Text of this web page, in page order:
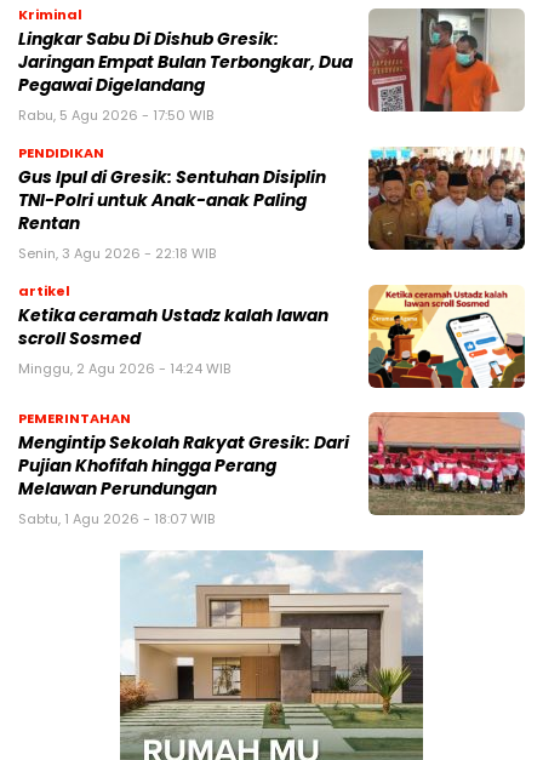
Kriminal
Lingkar Sabu Di Dishub Gresik:
Jaringan Empat Bulan Terbongkar, Dua
Pegawai Digelandang
Rabu, 5 Agu 2026 - 17:50 WIB
PENDIDIKAN
Gus Ipul di Gresik: Sentuhan Disiplin
TNI-Polri untuk Anak-anak Paling
Rentan
Senin, 3 Agu 2026 - 22:18 WIB
artikel
Ketika ceramah Ustadz kalah lawan
scroll Sosmed
Minggu, 2 Agu 2026 - 14:24 WIB
PEMERINTAHAN
Mengintip Sekolah Rakyat Gresik: Dari
Pujian Khofifah hingga Perang
Melawan Perundungan
Sabtu, 1 Agu 2026 - 18:07 WIB